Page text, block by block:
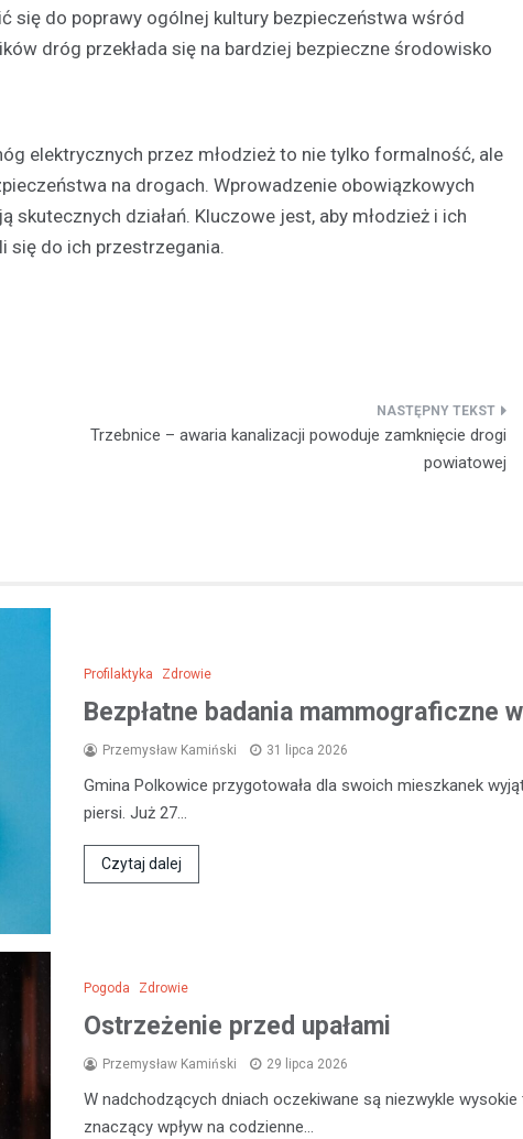
się do poprawy ogólnej kultury bezpieczeństwa wśród
dróg przekłada się na bardziej bezpieczne środowisko
elektrycznych przez młodzież to nie tylko formalność, ale
na drogach. Wprowadzenie obowiązkowych
działań. Kluczowe jest, aby młodzież i ich
się do ich przestrzegania.
Trzebnice – awaria kanalizacji powoduje zamknięcie drogi
powiatowej
Profilaktyka Zdrowie
Bezpłatne badania mammograficzne
Przemysław Kamiński 31 lipca 2026
Gmina Polkowice przygotowała dla swoich mieszkanek
piersi. Już 27…
Czytaj dalej
Pogoda Zdrowie
Ostrzeżenie przed upałami
Przemysław Kamiński 29 lipca 2026
W nadchodzących dniach oczekiwane są niezwykle
znaczący wpływ na codzienne…